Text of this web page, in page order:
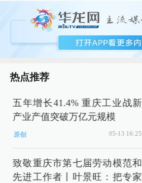
热点推荐
五年增长41.4% 重庆工业战新
产业产值突破万亿元规模
原创 05-13 16:25
致敬重庆市第七届劳动模范和
先进工作者丨叶景旺：把专家